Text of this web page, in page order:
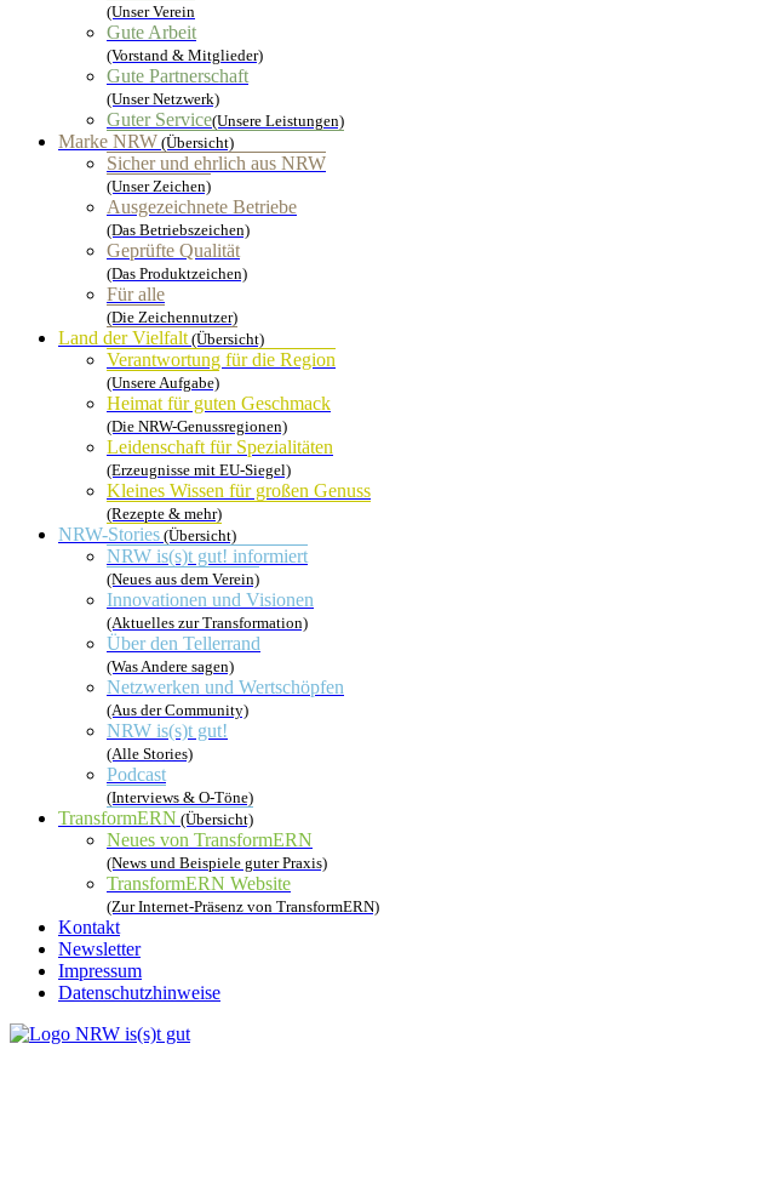
(Unser Verein
Gute Arbeit
(Vorstand & Mitglieder)
Gute Partnerschaft
(Unser Netzwerk)
Guter Service(Unsere Leistungen)
Marke NRW (Übersicht)
Sicher und ehrlich aus NRW
(Unser Zeichen)
Ausgezeichnete Betriebe
(Das Betriebszeichen)
Geprüfte Qualität
(Das Produktzeichen)
Für alle
(Die Zeichennutzer)
Land der Vielfalt(Übersicht)
Verantwortung für die Region
(Unsere Aufgabe)
Heimat für guten Geschmack
(Die NRW-Genussregionen)
Leidenschaft für Spezialitäten
(Erzeugnisse mit EU-Siegel)
Kleines Wissen für großen Genuss
(Rezepte & mehr)
NRW-Stories (Übersicht)
NRW is(s)t gut! informiert
(Neues aus dem Verein)
Innovationen und Visionen
(Aktuelles zur Transformation)
Über den Tellerrand
(Was Andere sagen)
Netzwerken und Wertschöpfen
(Aus der Community)
NRW is(s)t gut!
(Alle Stories)
Podcast
(Interviews & O-Töne)
TransformERN (Übersicht)
Neues von TransformERN
(News und Beispiele guter Praxis)
TransformERN Website
(Zur Internet-Präsenz von TransformERN)
Kontakt
Newsletter
Impressum
Datenschutzhinweise